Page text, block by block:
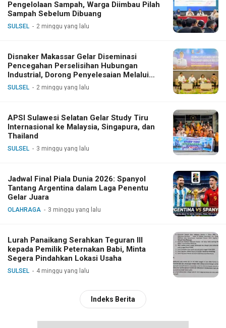
Pengelolaan Sampah, Warga Diimbau Pilah
Sampah Sebelum Dibuang
SULSEL 2 minggu yang lalu
Disnaker Makassar Gelar Diseminasi
Pencegahan Perselisihan Hubungan
Industrial, Dorong Penyelesaian Melalui
Dialog
SULSEL 2 minggu yang lalu
APSI Sulawesi Selatan Gelar Study Tiru
Internasional ke Malaysia, Singapura, dan
Thailand
SULSEL 3 minggu yang lalu
Jadwal Final Piala Dunia 2026: Spanyol
Tantang Argentina dalam Laga Penentu
Gelar Juara
OLAHRAGA 3 minggu yang lalu
Lurah Panaikang Serahkan Teguran III
kepada Pemilik Peternakan Babi, Minta
Segera Pindahkan Lokasi Usaha
SULSEL 4 minggu yang lalu
Indeks Berita